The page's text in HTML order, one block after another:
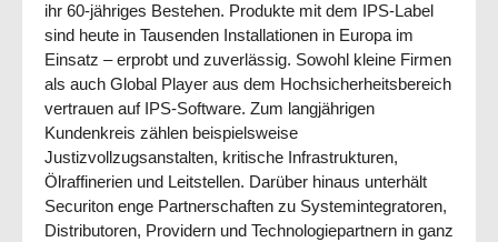
ihr 60-jähriges Bestehen. Produkte mit dem IPS-Label
sind heute in Tausenden Installationen in Europa im
Einsatz – erprobt und zuverlässig. Sowohl kleine Firmen
als auch Global Player aus dem Hochsicherheitsbereich
vertrauen auf IPS-Software. Zum langjährigen
Kundenkreis zählen beispielsweise
Justizvollzugsanstalten, kritische Infrastrukturen,
Ölraffinerien und Leitstellen. Darüber hinaus unterhält
Securiton enge Partnerschaften zu Systemintegratoren,
Distributoren, Providern und Technologiepartnern in ganz